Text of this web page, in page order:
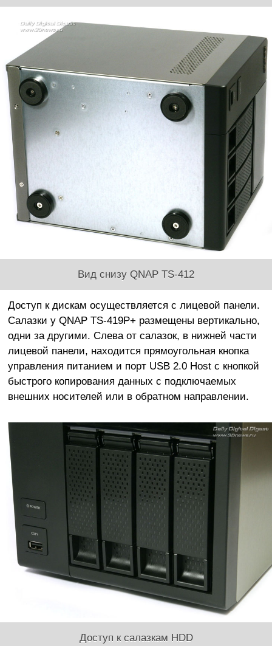
Вид снизу QNAP TS-412
Доступ к дискам осуществляется с лицевой панели.
Салазки у QNAP TS-419P+ размещены вертикально,
одни за другими. Слева от салазок, в нижней части
лицевой панели, находится прямоугольная кнопка
управления питанием и порт USB 2.0 Host с кнопкой
быстрого копирования данных с подключаемых
внешних носителей или в обратном направлении.
Доступ к салазкам HDD